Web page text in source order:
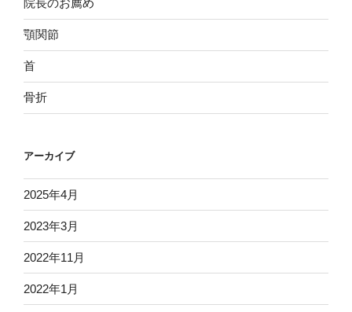
院長のお薦め
顎関節
首
骨折
アーカイブ
2025年4月
2023年3月
2022年11月
2022年1月